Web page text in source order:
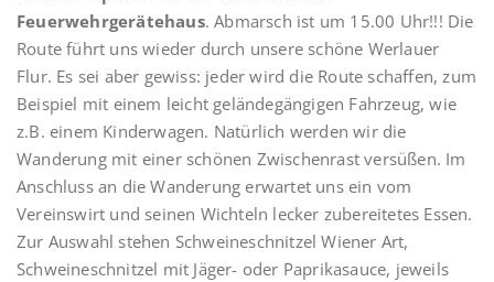
Feuerwehrgerätehaus. Abmarsch ist um 15.00 Uhr!!! Die
Route führt uns wieder durch unsere schöne Werlauer
Flur. Es sei aber gewiss: jeder wird die Route schaffen, zum
Beispiel mit einem leicht geländegängigen Fahrzeug, wie
z.B. einem Kinderwagen. Natürlich werden wir die
Wanderung mit einer schönen Zwischenrast versüßen. Im
Anschluss an die Wanderung erwartet uns ein vom
Vereinswirt und seinen Wichteln lecker zubereitetes Essen.
Zur Auswahl stehen Schweineschnitzel Wiener Art,
Schweineschnitzel mit Jäger- oder Paprikasauce, jeweils